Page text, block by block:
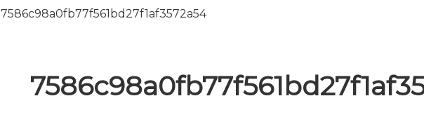
7586c98a0fb77f561bd27f1af3572a54